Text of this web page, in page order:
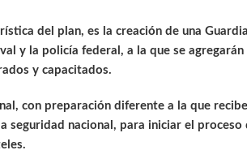
del plan, es la creación de una
y la policía federal, a la que se
y capacitados.
con preparación diferente a la que
seguridad nacional, para iniciar el proceso